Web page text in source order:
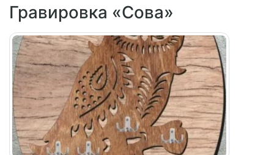
Гравировка «Сова»